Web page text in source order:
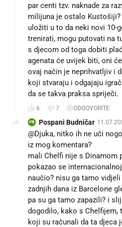
par centi tzv. naknade za
milijuna je ostalo
uložiti u to da neki novi 10-
trenirati, mogu putovati na
s djecom od toga dobiti
agenata će uvijek biti, oni
ovaj način je neprihvatljiv i
koji stvaraju i odgajaju
da se takva praksa spriječi.
6 7 ODGOVORITE
PB Pospani Budničar
@Djuka, nitko ih ne uči
iz mog komentara?
mali Chelfi nije s Dinamom
pokazao se
naučio? nisu ga tamo
zadnjih dana iz Barcelone
pa su ga tamo zapazili? i
dogodilo, kako s Chelfijem,
koji su računali da ta djeca